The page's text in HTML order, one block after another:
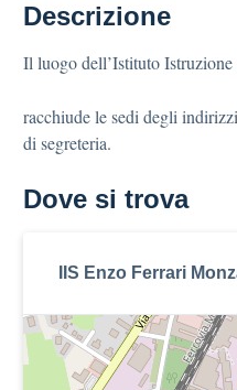
Descrizione
Il luogo dell’Istituto
racchiude le sedi degli
di segreteria.
Dove si trova
IIS Enzo Ferrari